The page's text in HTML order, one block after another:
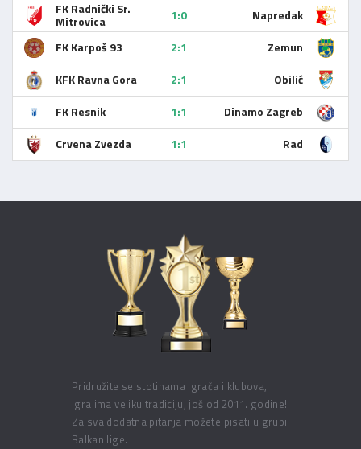
FK Radnički Sr.
Mitrovica 1:0
Napredak
FK Karpoš 93
2:1
Zemun
KFK Ravna Gora
2:1
Obilić
FK Resnik
1:1
Dinamo Zagreb
Crvena Zvezda
1:1 Rad
Pridružite se stotinama igrača i klubova,
igra ima veliku tradiciju, još od 2011. godine!
Za sva dodatna pitanja možete pisati u grupi
Balkan lige.